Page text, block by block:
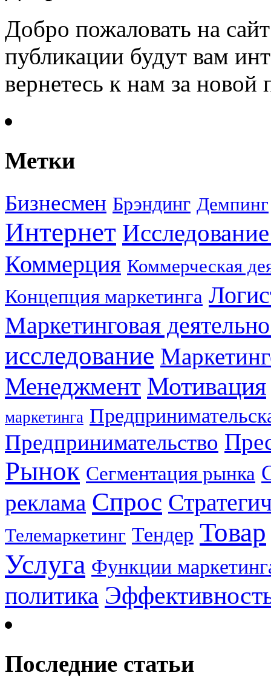
Добро пожаловать на
публикации будут вам
вернетесь к нам за
Метки
Бизнесмен Брэндинг Демпинг
Интернет
Коммерция Коммерческая
Концепция маркетинга
Маркетинговая
исследование
Менеджмент Мотивация
маркетинга
Предпринимательство
Рынок Сегментация рынка
реклама Спрос
Телемаркетинг Тендер Товар
Услуга Функции
политика
Последние статьи